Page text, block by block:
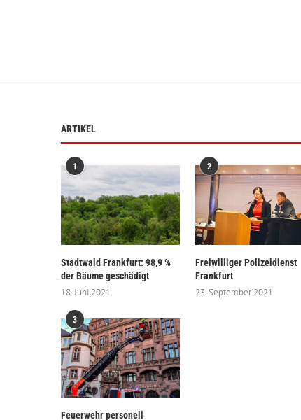
ARTIKEL
1
Stadtwald Frankfurt: 98,9 %
der Bäume geschädigt
18. Juni 2021
2
Freiwilliger Polizeidienst
Frankfurt
23. September 2021
3
Feuerwehr personell